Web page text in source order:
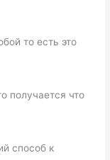
то есть это
получается что
способ к